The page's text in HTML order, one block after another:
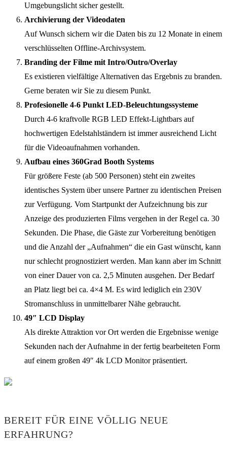
Umgebungslicht sicher gestellt.
Archivierung der Videodaten
Auf Wunsch sichern wir die Daten bis zu 12 Monate in einem
verschlüsselten Offline-Archivsystem.
Branding der Filme mit Intro/Outro/Overlay
Es existieren vielfältige Alternativen das Ergebnis zu branden.
Gerne beraten wir Sie zu diesem Punkt.
Profesionelle 4-6 Punkt LED-Beleuchtungssysteme
Durch 4-6 kraftvolle RGB LED Effekt-Lightbars auf
hochwertigen Edelstahlständern ist immer ausreichend Licht
für die Videoaufnahmen vorhanden.
Aufbau eines 360Grad Booth Systems
Für größere Feste (ab 500 Personen) steht ein zweites
identisches System über unsere Partner zu identischen Preisen
zur Verfügung. Vom Startpunkt der Aufzeichnung bis zur
Anzeige des produzierten Films vergehen in der Regel ca. 30
Sekunden. Die Phase, die Gäste zur Vorbereitung benötigen
und die Anzahl der „Aufnahmen“ die ein Gast wünscht, kann
nur schlecht prognostiziert werden. Man kann aber im Schnitt
von einer Dauer von ca. 2,5 Minuten ausgehen. Der Bedarf
an Platz liegt bei ca. 4×4 M. Es wird lediglich ein 230V
Stromanschluss in unmittelbarer Nähe gebraucht.
49″ LCD Display
Als direkte Attraktion vor Ort werden die Ergebnisse wenige
Sekunden nach der Aufnahme in der fertig bearbeiteten Form
auf einem großen 49″ 4k LCD Monitor präsentiert.
BEREIT FÜR EINE VÖLLIG NEUE
ERFAHRUNG?